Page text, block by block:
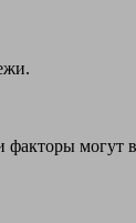
могут